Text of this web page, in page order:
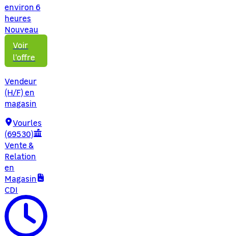
environ 6
heures
Nouveau
Voir
l'offre
Vendeur
(H/F) en
magasin
Vourles
(69530)
Vente &
Relation
en
Magasin
CDI